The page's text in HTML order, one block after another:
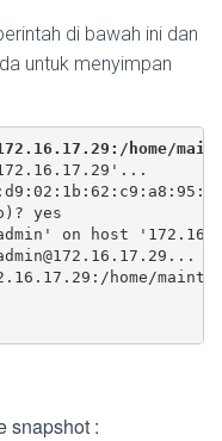
di bawah ini dan
untuk menyimpan
:/home/
yes
on host
...
:/home/
snapshot :